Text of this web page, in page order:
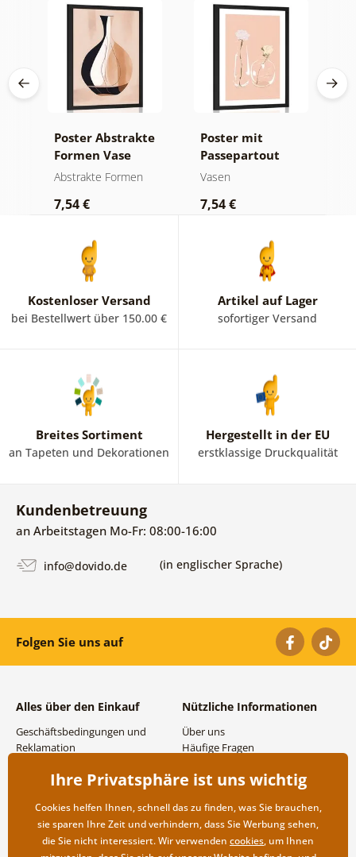
Poster Abstrakte
Formen Vase
Abstrakte Formen
7,54 €
Poster mit
Passepartout
Minimalistische
Vase
Vasen
7,54 €
Kostenloser Versand
bei Bestellwert über 150.00 €
Artikel auf Lager
sofortiger Versand
Breites Sortiment
an Tapeten und Dekorationen
Hergestellt in der EU
erstklassige Druckqualität
Kundenbetreuung
an Arbeitstagen Mo-Fr: 08:00-16:00
info@dovido.de (in englischer Sprache)
Folgen Sie uns auf
Alles über den Einkauf
Geschäftsbedingungen und
Reklamation
Versand- und
Rücksendung der Ware
Nützliche Informationen
Über uns
Häufige Fragen
Großhandel und
Ihre Privatsphäre ist uns wichtig
Cookies helfen Ihnen, schnell das zu finden, was Sie brauchen,
sie sparen Ihre Zeit und verhindern, dass Sie Werbung sehen,
die Sie nicht interessiert. Wir verwenden cookies, um Ihnen